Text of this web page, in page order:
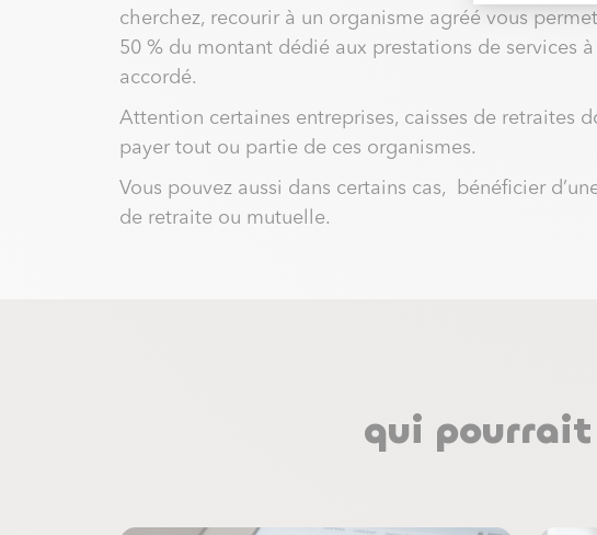
cherchez, recourir à un organisme agréé vous
50 % du montant dédié aux prestations de services
accordé.
Attention certaines entreprises, caisses de retraites
payer tout ou partie de ces organismes.
Vous pouvez aussi dans certains cas, bénéficier
de retraite ou mutuelle.
qui